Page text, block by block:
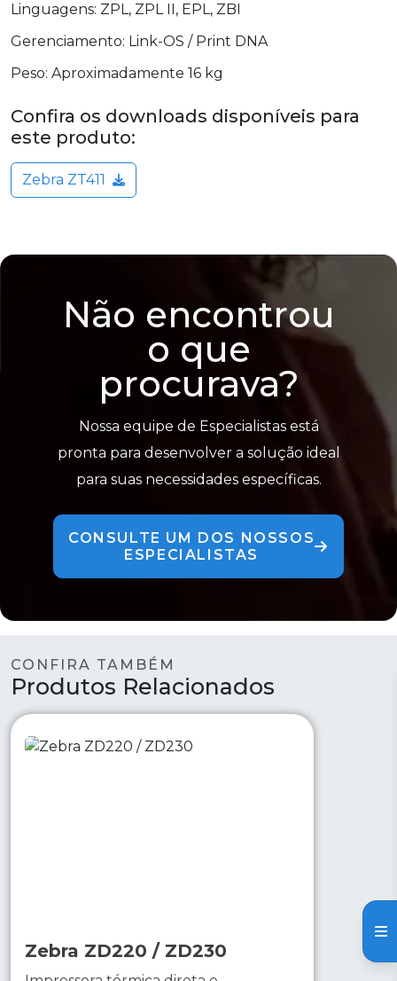
Linguagens: ZPL, ZPL II, EPL, ZBI
Gerenciamento: Link-OS / Print DNA
Peso: Aproximadamente 16 kg
Confira os downloads disponíveis para
este produto:
Zebra ZT411
Não encontrou
o que
procurava?
Nossa equipe de Especialistas está
pronta para desenvolver a solução ideal
para suas necessidades específicas.
CONSULTE UM DOS NOSSOS
ESPECIALISTAS
CONFIRA TAMBÉM
Produtos Relacionados
Zebra ZD220 / ZD230